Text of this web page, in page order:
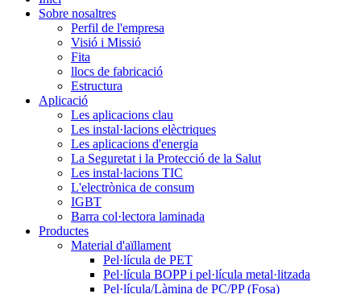
Sobre nosaltres
Perfil de l'empresa
Visió i Missió
Fita
llocs de fabricació
Estructura
Aplicació
Les aplicacions clau
Les instal·lacions elèctriques
Les aplicacions d'energia
La Seguretat i la Protecció de la Salut
Les instal·lacions TIC
L'electrònica de consum
IGBT
Barra col·lectora laminada
Productes
Material d'aïllament
Pel·lícula de PET
Pel·lícula BOPP i pel·lícula metal·litzada
Pel·lícula/Làmina de PC/PP (Fosa)